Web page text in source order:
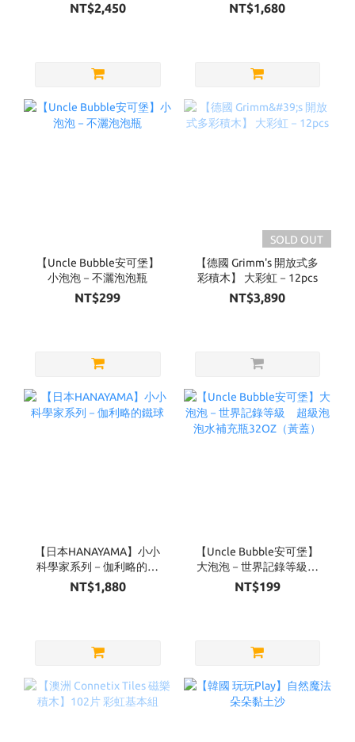
NT$2,450 NT$1,680
【Uncle Bubble安可堡】
小泡泡－不灑泡泡瓶
NT$299
SOLD OUT
【德國 Grimm's 開放式多
彩積木】 大彩虹－12pcs
NT$3,890
【日本HANAYAMA】小小
科學家系列－伽利略的鐵
球
NT$1,880
【Uncle Bubble安可堡】
大泡泡－世界記錄等級
超級泡泡水補充瓶
32OZ（黃蓋）
NT$199